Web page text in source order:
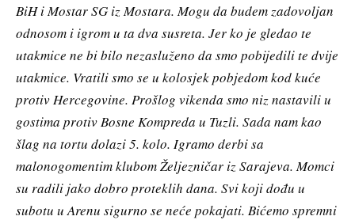
BiH i Mostar SG iz Mostara. Mogu da budem zadovoljan
odnosom i igrom u ta dva susreta. Jer ko je gledao te
utakmice ne bi bilo nezasluženo da smo pobijedili te dvije
utakmice. Vratili smo se u kolosjek pobjedom kod kuće
protiv Hercegovine. Prošlog vikenda smo niz nastavili u
gostima protiv Bosne Kompreda u Tuzli. Sada nam kao
šlag na tortu dolazi 5. kolo. Igramo derbi sa
malonogomentim klubom Željezničar iz Sarajeva. Momci
su radili jako dobro proteklih dana. Svi koji dođu u
subotu u Arenu sigurno se neće pokajati. Bićemo spremni